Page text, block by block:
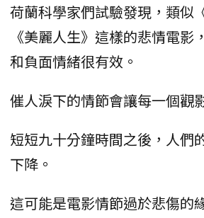
荷蘭科學家們試驗發現，類似
《美麗人生》這樣的悲情電影
和負面情緒很有效。
催人淚下的情節會讓每一個觀
短短九十分鐘時間之後，人們
下降。
這可能是電影情節過於悲傷的